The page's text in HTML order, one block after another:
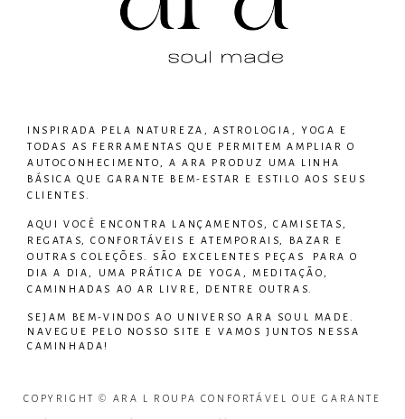
INSPIRADA PELA NATUREZA, ASTROLOGIA, YOGA E
TODAS AS FERRAMENTAS QUE PERMITEM AMPLIAR O
AUTOCONHECIMENTO, A ARA PRODUZ UMA LINHA
BÁSICA QUE GARANTE BEM-ESTAR E ESTILO AOS SEUS
CLIENTES.
AQUI VOCÊ ENCONTRA LANÇAMENTOS, CAMISETAS,
REGATAS, CONFORTÁVEIS E ATEMPORAIS, BAZAR E
OUTRAS COLEÇÕES. SÃO EXCELENTES PEÇAS PARA O
DIA A DIA, UMA PRÁTICA DE YOGA, MEDITAÇÃO,
CAMINHADAS AO AR LIVRE, DENTRE OUTRAS.
SEJAM BEM-VINDOS AO UNIVERSO ARA SOUL MADE
NAVEGUE PELO NOSSO SITE E VAMOS JUNTOS NESSA
CAMINHADA!
COPYRIGHT © ARA L ROUPA CONFORTÁVEL QUE GARANTE